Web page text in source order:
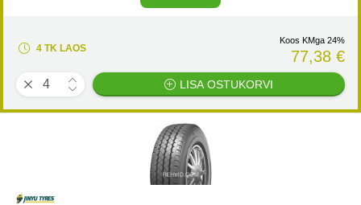
4 TK LAOS
Koos KMga 24%
77,38 €
LISA OSTUKORVI